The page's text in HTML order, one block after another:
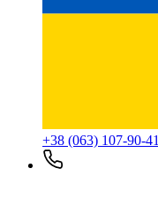
+38 (063) 107-90-41